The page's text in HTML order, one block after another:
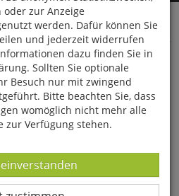
allgemein Entomologie
zur Anzeige
werden. Dafür können Sie
und jederzeit widerrufen
dazu finden Sie in
Sollten Sie optionale
Besuch nur mit zwingend
Bitte beachten Sie, dass
womöglich nicht mehr alle
zur Verfügung stehen.
-